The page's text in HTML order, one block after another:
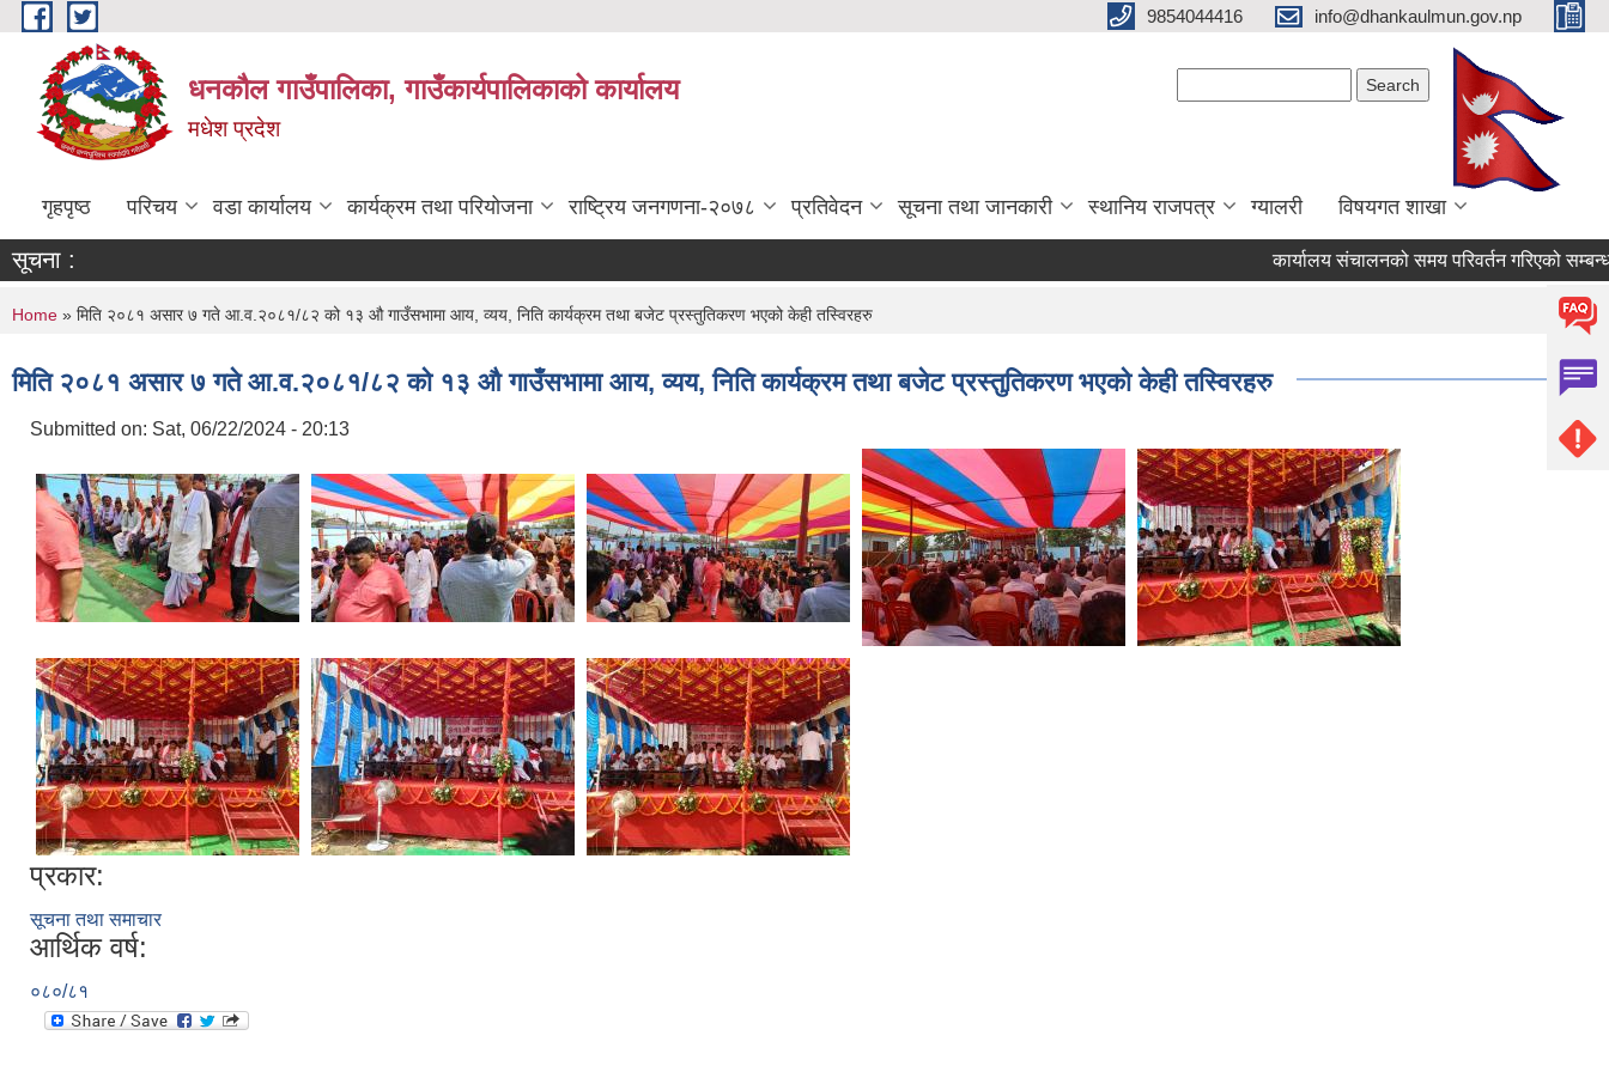
Skip to main content 9854044416 info@dhankaulmun.gov.np
धनकौल गाउँपालिका, गाउँकार्यपालिकाको कार्यालय
मधेश प्रदेश
गृहपृष्ठ परिचय वडा कार्यालय कार्यक्रम तथा परियोजना राष्ट्रिय जनगणना-२०७८ प्रतिवेदन सूचना तथा जानकारी स्थानिय राजपत्र ग्यालरी विषयगत शाखा
सूचना : कार्यालय संचालनको समय परिवर्तन गरिएको
You are here
Home » मिति २०८१ असार ७ गते आ.व.२०८१/८२ को १३ औ गाउँसभामा आय, व्यय, निति कार्यक्रम तथा बजेट प्रस्तुतिकरण भएको केही तस्विरहरु
मिति २०८१ असार ७ गते आ.व.२०८१/८२ को १३ औ गाउँसभामा आय, व्यय, निति कार्यक्रम तथा बजेट प्रस्तुतिकरण भएको केही तस्विरहरु
Submitted on: Sat, 06/22/2024 - 20:13
प्रकार:
सूचना तथा समाचार
आर्थिक वर्ष:
०८०/८१